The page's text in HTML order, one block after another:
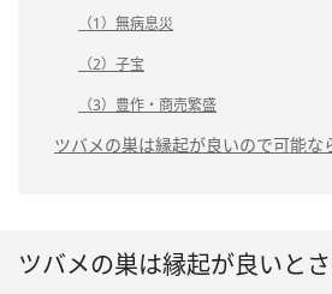
（1）無病息災
（2）子宝
（3）豊作・商売繁盛
ツバメの巣は縁起が良いので可能な
ツバメの巣は縁起が良いと